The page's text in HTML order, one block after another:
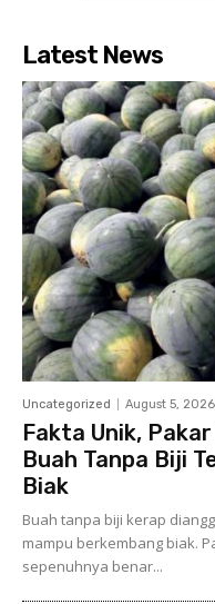
Latest News
Uncategorized August 5, 2026
Fakta Unik,
Buah Tanpa Biji
Biak
Buah tanpa biji kerap
mampu berkembang biak.
sepenuhnya benar...